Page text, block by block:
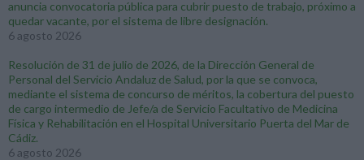
anuncia convocatoria pública para cubrir puesto de trabajo, próximo a
quedar vacante, por el sistema de libre designación.
6 agosto 2026
Resolución de 31 de julio de 2026, de la Dirección General de
Personal del Servicio Andaluz de Salud, por la que se convoca,
mediante el sistema de concurso de méritos, la cobertura del puesto
de cargo intermedio de Jefe/a de Servicio Facultativo de Medicina
Física y Rehabilitación en el Hospital Universitario Puerta del Mar de
Cádiz.
6 agosto 2026